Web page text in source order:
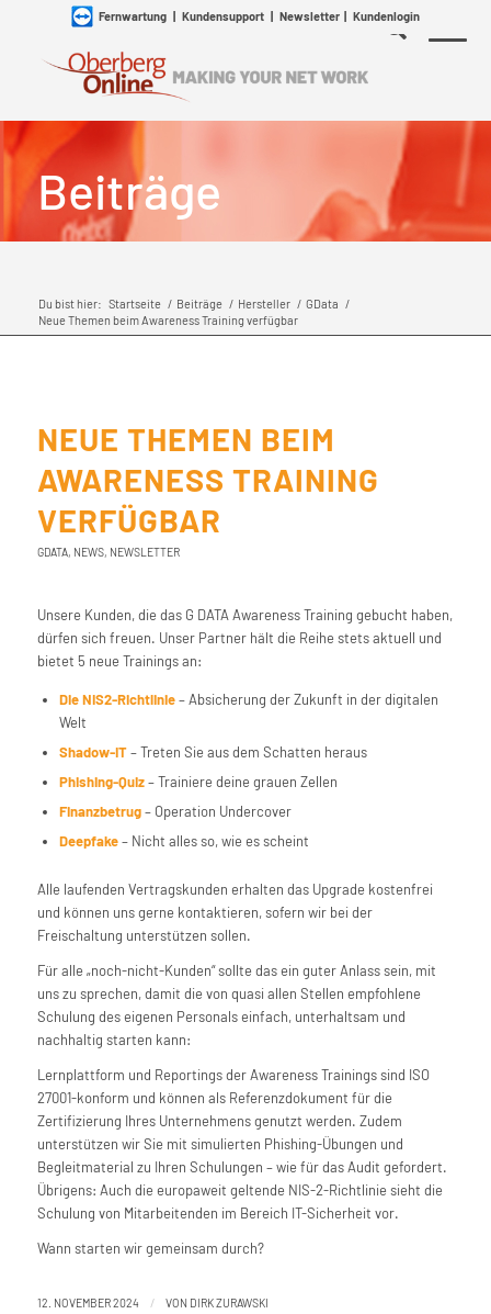
Fernwartung| Kundensupport| Newsletter| Kundenlogin
Beiträge
Du bist hier: Startseite / Beiträge / Hersteller / GData /
Neue Themen beim Awareness Training verfügbar
NEUE THEMEN BEIM
AWARENESS TRAINING
VERFÜGBAR
GDATA, NEWS, NEWSLETTER
Unsere Kunden, die das G DATA Awareness Training gebucht haben,
dürfen sich freuen. Unser Partner hält die Reihe stets aktuell und
bietet 5 neue Trainings an:
Die NIS2-Richtlinie– Absicherung der Zukunft in der digitalen
Welt
Shadow-IT– Treten Sie aus dem Schatten heraus
Phishing-Quiz– Trainiere deine grauen Zellen
Finanzbetrug– Operation Undercover
Deepfake– Nicht alles so, wie es scheint
Alle laufenden Vertragskunden erhalten das Upgrade kostenfrei
und können uns gerne kontaktieren, sofern wir bei der
Freischaltung unterstützen sollen.
Für alle „noch-nicht-Kunden“ sollte das ein guter Anlass sein, mit
uns zu sprechen, damit die von quasi allen Stellen empfohlene
Schulung des eigenen Personals einfach, unterhaltsam und
nachhaltig starten kann:
Lernplattform und Reportings der Awareness Trainings sind ISO
27001-konform und können als Referenzdokument für die
Zertifizierung Ihres Unternehmens genutzt werden. Zudem
unterstützen wir Sie mit simulierten Phishing-Übungen und
Begleitmaterial zu Ihren Schulungen – wie für das Audit gefordert.
Übrigens: Auch die europaweit geltende NIS-2-Richtlinie sieht die
Schulung von Mitarbeitenden im Bereich IT-Sicherheit vor.
Wann starten wir gemeinsam durch?
12. NOVEMBER 2024 / VON DIRK ZURAWSKI